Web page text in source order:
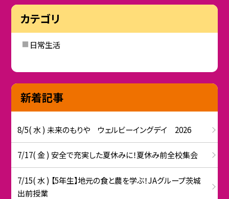
カテゴリ
日常生活
新着記事
8/5( 水 ) 未来のもりや ウェルビーイングデイ 2026
7/17( 金 ) 安全で充実した夏休みに！夏休み前全校集会
7/15( 水 ) 【5年生】地元の食と農を学ぶ！JAグループ茨城
出前授業